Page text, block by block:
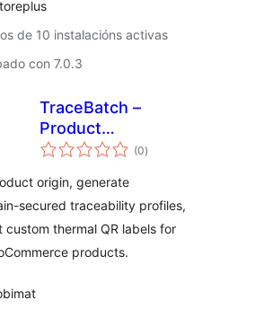
de 10 instalacións activas
con 7.0.3
TraceBatch –
Product
Traceability for
(0valoracións
totais
)
origin, generate
secured traceability profiles,
custom thermal QR labels for
products.